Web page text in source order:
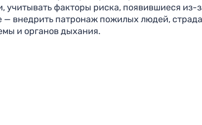
учитывать факторы риска, появившиеся из-
внедрить патронаж пожилых людей,
и органов дыхания.